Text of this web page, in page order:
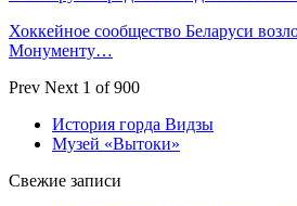
Хоккейное сообщество Беларуси
Монументу…
Prev Next 1 of 900
История горда Видзы
Музей «Вытоки»
Свежие записи